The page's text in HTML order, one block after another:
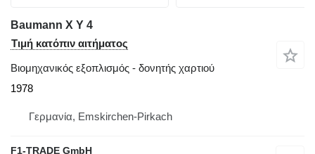
Baumann X Y 4
Τιμή κατόπιν αιτήματος
Βιομηχανικός εξοπλισμός - δονητής χαρτιού
1978
Γερμανία, Emskirchen-Pirkach
F1-TRADE GmbH